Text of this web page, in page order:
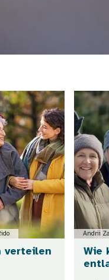
verteilen
Bild
Andrii
Wie